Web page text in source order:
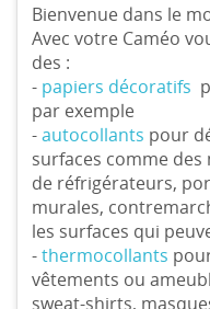
Bienvenue dans le
Avec votre Caméo
des :
- papiers décoratifs
par exemple
-autocollants pour
surfaces comme
de réfrigérateurs,
murales,
les surfaces qui
-thermocollants
vêtements ou
sweat-shirts,